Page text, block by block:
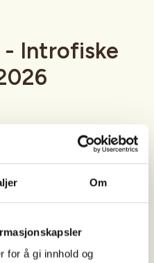
Om
for å gi innhold og
- Introfiske